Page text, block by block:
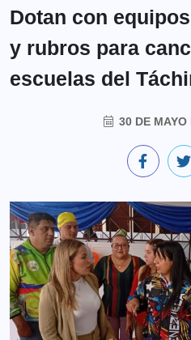
Dotan con
y rubros para
escuelas del
30 DE MAYO